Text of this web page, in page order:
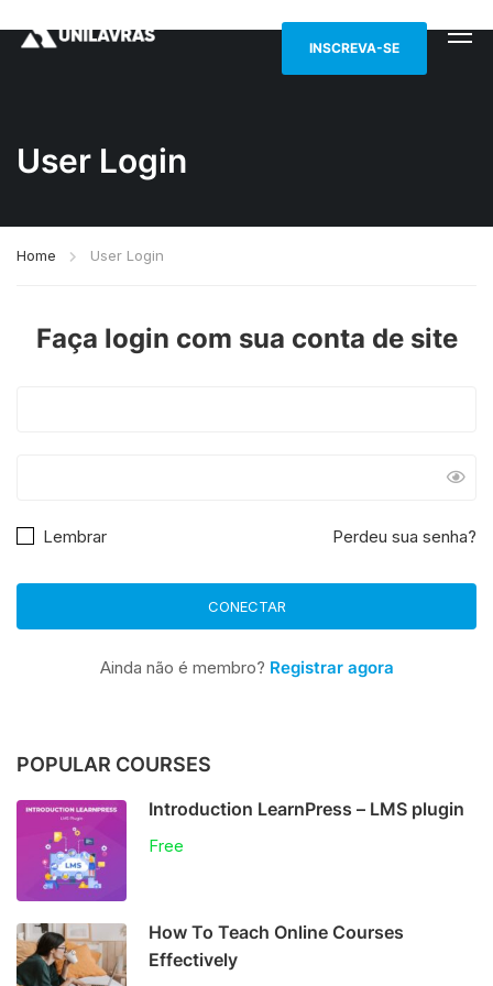
INSCREVA-SE
User Login
Home User Login
Faça login com sua conta de site
Perdeu sua senha?
Lembrar
Ainda não é membro? Registrar agora
POPULAR COURSES
Introduction LearnPress – LMS plugin
Free
How To Teach Online Courses
Effectively